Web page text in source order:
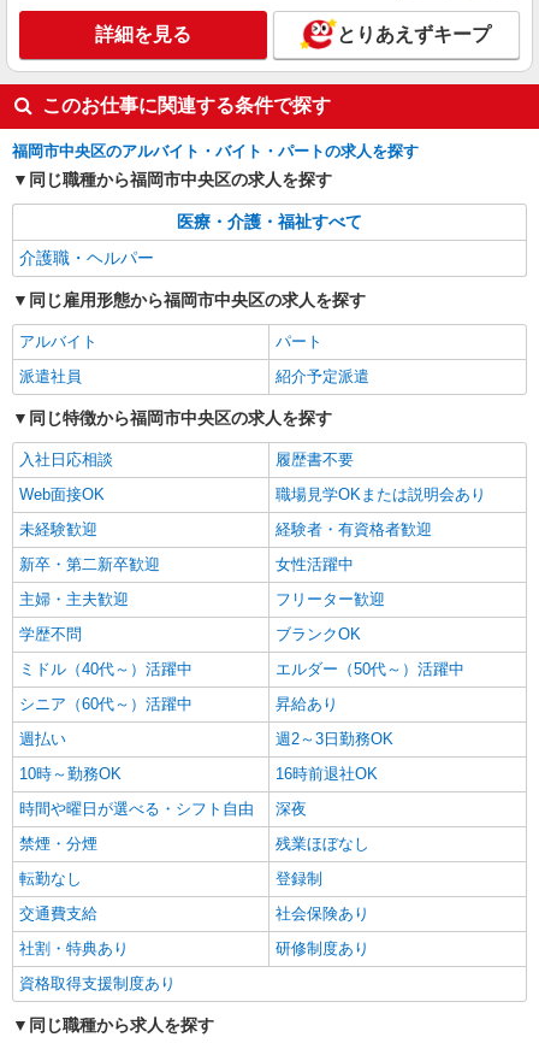
通費全支給(ガソリン代含む)＞
福岡市中央区六本松【最寄り駅：六本松駅】
キープ
派遣社員
株式会社kotrio /●FK-H-2051074
タイパ最強！希望の働き方が叶う有料住宅のス
タッフ★＠福岡市中央区
通費全支給(ガソリン代含む)＞
福岡市中央区六本松【最寄り駅：六本松駅】
キープ 詳細を見る
詳細を見る とりあえずキープ
このお仕事に関連する条件で探す
福岡市中央区のアルバイト・バイト・パートの求人を探す
同じ職種から福岡市中央区の求人を探す
医療・介護・福祉すべて
介護職・ヘルパー
同じ雇用形態から福岡市中央区の求人を探す
アルバイト
パート
派遣社員
紹介予定派遣
同じ特徴から福岡市中央区の求人を探す
入社日応相談
履歴書不要
Web面接OK
職場見学OKまたは説明会あり
未経験歓迎
経験者・有資格者歓迎
新卒・第二新卒歓迎
女性活躍中
主婦・主夫歓迎
フリーター歓迎
学歴不問
ブランクOK
ミドル（40代～）活躍中
エルダー（50代～）活躍中
シニア（60代～）活躍中
昇給あり
週払い
週2～3日勤務OK
10時～勤務OK
16時前退社OK
時間や曜日が選べる・シフト自由
深夜
禁煙・分煙
残業ほぼなし
転勤なし
登録制
交通費支給
社会保険あり
社割・特典あり
研修制度あり
資格取得支援制度あり
同じ職種から求人を探す